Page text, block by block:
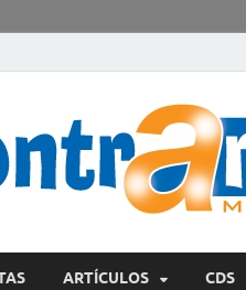
ARTÍCULOS CDS